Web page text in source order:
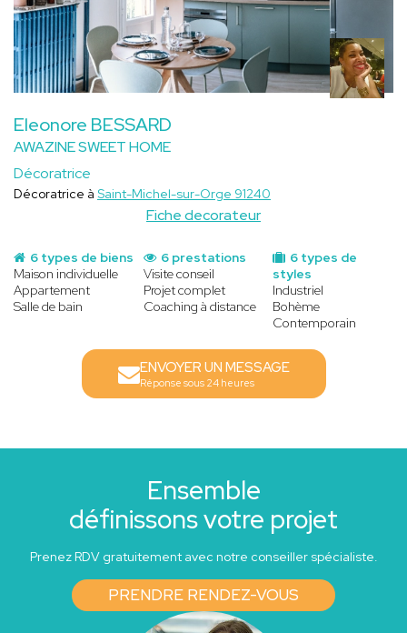
Eleonore BESSARD
AWAZINE SWEET HOME
Décoratrice
Fiche decorateur
Décoratrice à Saint-Michel-sur-Orge 91240
6 types de biens
Maison individuelle
Appartement
Salle de bain
6 types de
styles
Industriel
Bohème
Contemporain
6 prestations
Visite conseil
Projet complet
Coaching à distance
ENVOYER UN MESSAGE
Réponse sous 24 heures
Ensemble
définissons votre projet
Prenez RDV gratuitement avec notre conseiller spécialiste.
PRENDRE RENDEZ-VOUS